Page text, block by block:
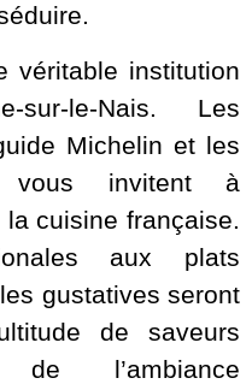
véritable institution
sur-le-Nais. Les
Michelin et les
vous invitent à
cuisine française.
aux plats
gustatives seront
de saveurs
de l’ambiance